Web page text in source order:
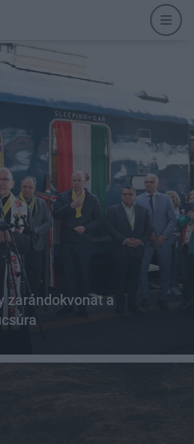
zarándokvonat a